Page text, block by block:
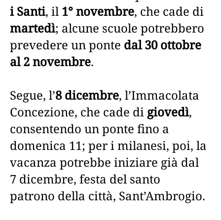
i Santi, il1° novembre, che cade di
martedì; alcune scuole potrebbero
prevedere un ponte dal 30 ottobre
al 2 novembre.
Segue, l’8 dicembre, l’Immacolata
Concezione, che cade di giovedì,
consentendo un ponte fino a
domenica 11; per i milanesi, poi, la
vacanza potrebbe iniziare già dal
7 dicembre, festa del santo
patrono della città, Sant’Ambrogio.